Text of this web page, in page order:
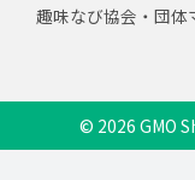
趣味なび協会・団体
© 2026 GMO